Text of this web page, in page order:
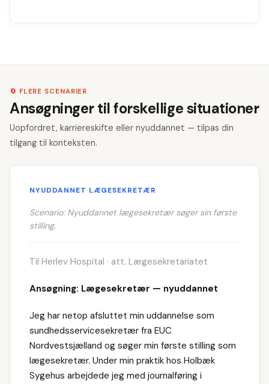
🔄 FLERE SCENARIER
Ansøgninger til forskellige situationer
Uopfordret, karriereskifte eller nyuddannet — tilpas din
tilgang til konteksten.
NYUDDANNET LÆGESEKRETÆR
Scenario: Nyuddannet lægesekretær søger sin første
stilling.
Til Herlev Hospital · att. Lægesekretariatet
Ansøgning: Lægesekretær — nyuddannet
Jeg har netop afsluttet min uddannelse som
sundhedsservicesekretær fra EUC
Nordvestsjælland og søger min første stilling som
lægesekretær. Under min praktik hos Holbæk
Sygehus arbejdede jeg med journalføring i